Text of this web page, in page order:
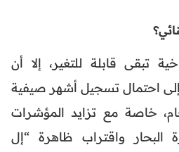
تبقى قابلة للتغير، إلا أن
إلى احتمال تسجيل أشهر صيفية
خاصة مع تزايد المؤشرات
البحار واقتراب ظاهرة “إل